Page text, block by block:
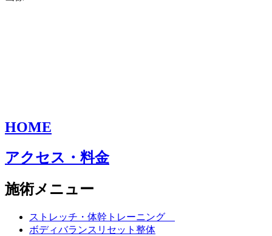
HOME
アクセス・料金
施術メニュー
ストレッチ・体幹トレーニング
ボディバランスリセット整体